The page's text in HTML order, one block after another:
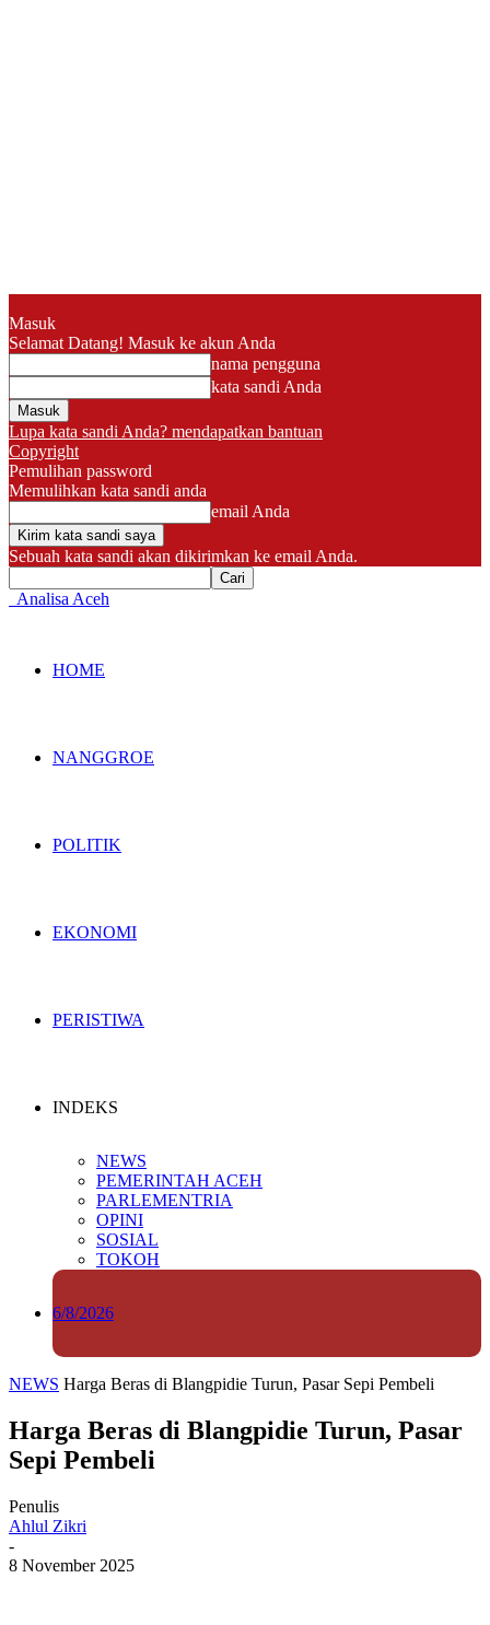
Masuk
Selamat Datang! Masuk ke akun Anda
nama pengguna
kata sandi Anda
Lupa kata sandi Anda? mendapatkan bantuan
Copyright
Pemulihan password
Memulihkan kata sandi anda
email Anda
Sebuah kata sandi akan dikirimkan ke email Anda.
Analisa Aceh
HOME
NANGGROE
POLITIK
EKONOMI
PERISTIWA
INDEKS
NEWS
PEMERINTAH ACEH
PARLEMENTRIA
OPINI
SOSIAL
TOKOH
6/8/2026
NEWS Harga Beras di Blangpidie Turun, Pasar Sepi Pembeli
Harga Beras di Blangpidie Turun, Pasar
Sepi Pembeli
Penulis
Ahlul Zikri
-
8 November 2025